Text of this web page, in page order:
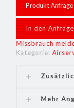
Produkt Anfrage
In den
Missbrauch
Kategorie:
Mehr